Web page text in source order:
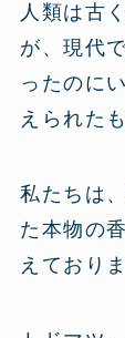
人類は古
が、現代
ったのに
えられた
私たちは
た本物の
えており